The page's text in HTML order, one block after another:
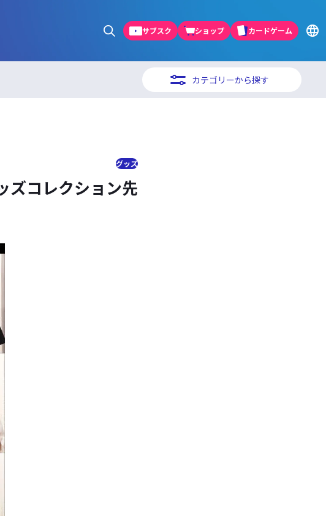
サブスク ショップ カードゲーム
カテゴリーから探す
グッズ
ズコレクション先